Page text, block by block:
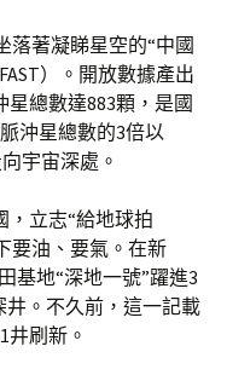
著凝睇星空的“中國
）。開放數據產出
總數達883顆，是國
沖星總數的3倍以
宇宙深處。
，立志“給地球拍
要油、要氣。在新
基地“深地一號”躍進3
井。不久前，這一記載
刷新。